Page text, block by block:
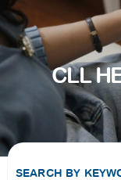
CLL
SEARCH BY